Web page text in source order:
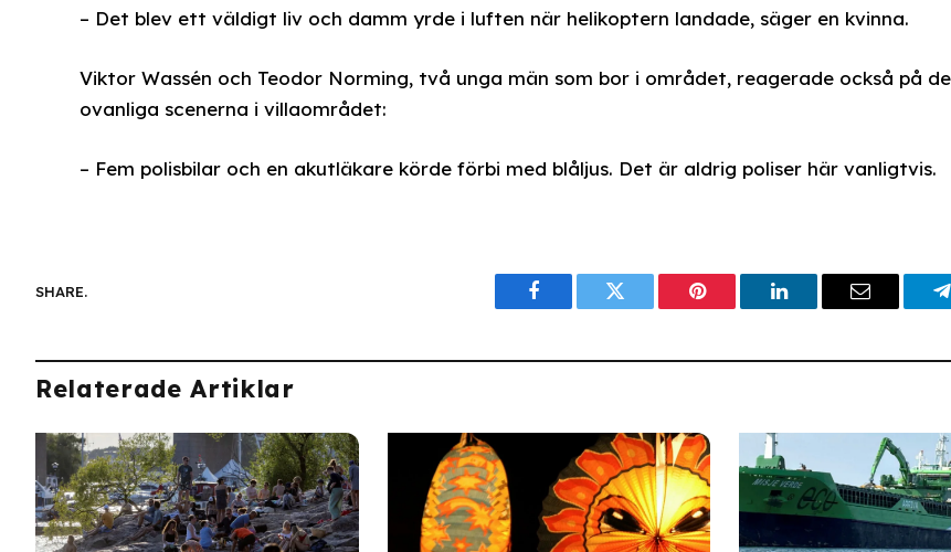
– Det blev ett väldigt liv och damm yrde i luften när helikoptern landade, säger en kvinna.
Viktor Wassén och Teodor Norming, två unga män som bor i området, reagerade också på de
ovanliga scenerna i villaområdet:
– Fem polisbilar och en akutläkare körde förbi med blåljus. Det är aldrig poliser här vanligtvis.
SHARE.
FacebookTwitter PinterestLinkedInEmail
Relaterade Artiklar